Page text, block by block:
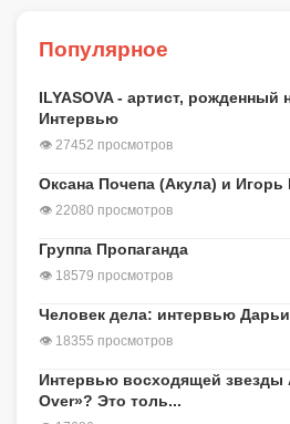
Популярное
ILYASOVA - артист, рожденный
Интервью
👁 27452 просмотров
Оксана Почепа (Акула) и Игорь
👁 22080 просмотров
Группа Пропаганда
👁 18579 просмотров
Человек дела: интервью
👁 18355 просмотров
Интервью восходящей звезды
Over»? Это толь...